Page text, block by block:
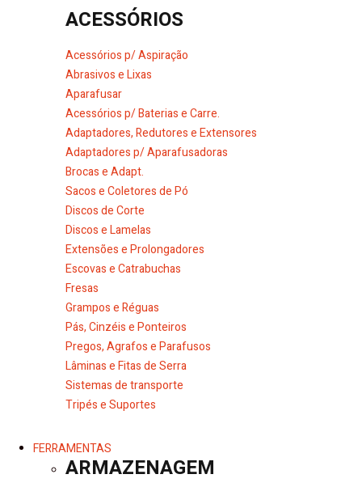
ACESSÓRIOS
Acessórios p/ Aspiração
Abrasivos e Lixas
Aparafusar
Acessórios p/ Baterias e Carre.
Adaptadores, Redutores e Extensores
Adaptadores p/ Aparafusadoras
Brocas e Adapt.
Sacos e Coletores de Pó
Discos de Corte
Discos e Lamelas
Extensões e Prolongadores
Escovas e Catrabuchas
Fresas
Grampos e Réguas
Pás, Cinzéis e Ponteiros
Pregos, Agrafos e Parafusos
Lâminas e Fitas de Serra
Sistemas de transporte
Tripés e Suportes
FERRAMENTAS
ARMAZENAGEM